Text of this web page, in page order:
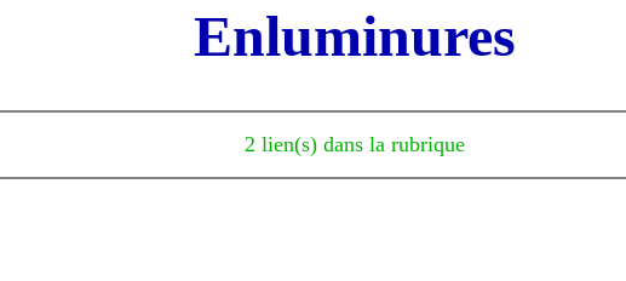
Enluminures
2 lien(s) dans la rubrique